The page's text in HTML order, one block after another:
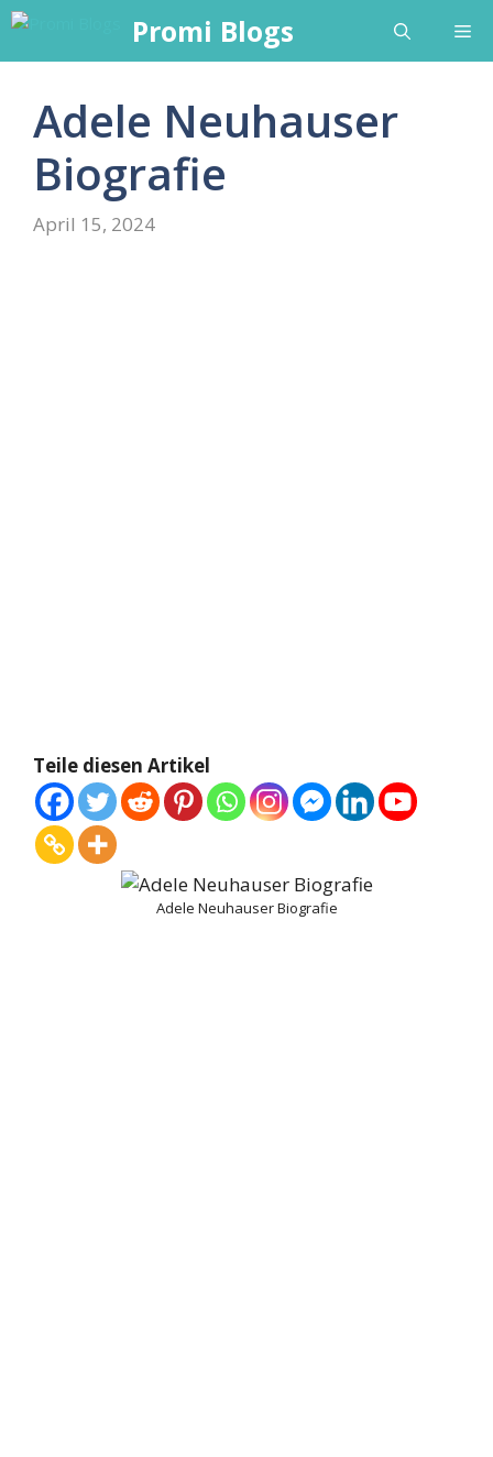
Skip
content
Promi Blogs
Adele Neuhauser
Biografie
April 15, 2024
Teile diesen Artikel
Adele Neuhauser Biografie